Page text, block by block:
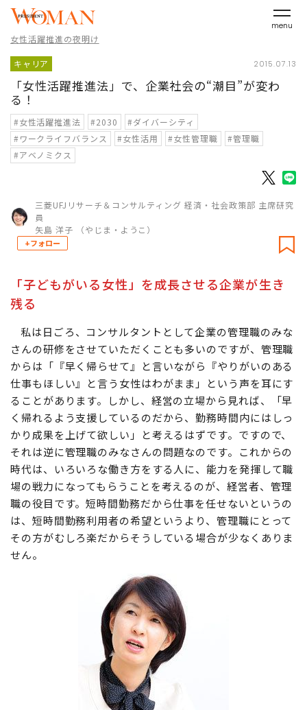
menu
女性活躍推進の夜明け
キャリア 2015.07.13
「女性活躍推進法」で、企業社会の“潮目”が変わ
る！
#女性活躍推進法 #2030
#ダイバーシティ
#ワークライフバランス
#女性活用 #女性管理職
#管理職
#アベノミクス
三菱UFJリサーチ＆コンサルティング 経済・社会政策部 主席研究
員
矢島 洋子 （やじま・ようこ）
+フォロー
「子どもがいる女性」を成長させる企業が生き
残る
私は日ごろ、コンサルタントとして企業の管理職のみな
さんの研修をさせていただくことも多いのですが、管理職
からは「『早く帰らせて』と言いながら『やりがいのある
仕事もほしい』と言う女性はわがまま」という声を耳にす
ることがあります。しかし、経営の立場から見れば、「早
く帰れるよう支援しているのだから、勤務時間内にはしっ
かり成果を上げて欲しい」と考えるはずです。ですので、
それは逆に管理職のみなさんの問題なのです。これからの
時代は、いろいろな働き方をする人に、能力を発揮して職
場の戦力になってもらうことを考えるのが、経営者、管理
職の役目です。短時間勤務だから仕事を任せないというの
は、短時間勤務利用者の希望というより、管理職にとって
その方がむしろ楽だからそうしている場合が少なくありま
せん。